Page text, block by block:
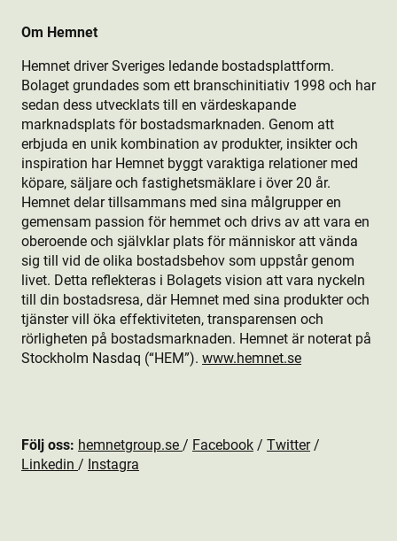
Om Hemnet
Hemnet driver Sveriges ledande bostads­plattform.
Bolaget grundades som ett branschinitiativ 1998 och har
sedan dess utvecklats till en värdeskapande
marknadsplats för bostads­marknaden. Genom att
erbjuda en unik kombination av produkt­er, insikter och
inspiration har Hemnet byggt varaktiga relationer med
köpare, säljare och fastighetsmäklare i över 20 år.
Hemnet delar tillsammans med sina målgrupper en
gemensam passion för hemmet och drivs av att vara en
oberoende och självklar plats för människor att vända
sig till vid de olika bostads­behov som uppstår genom
livet. Detta reflekteras i Bolagets vision att vara nyckeln
till din bostads­resa, där Hemnet med sina produkt­er och
tjänster vill öka effektiviteten, transparensen och
rörligheten på bostads­marknaden. Hemnet är noterat på
Stockholm Nasdaq (“HEM”). www.hemnet.se
Följ oss: hemnetgroup.se / Facebook / Twitter/
Linkedin / Instagra